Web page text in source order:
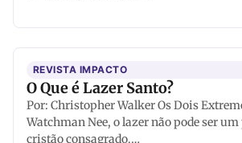
REVISTA IMPACTO
O Que é Lazer Santo?
Por: Christopher Walker Os Dois
Watchman Nee, o lazer não pode ser
cristão consagrado.…